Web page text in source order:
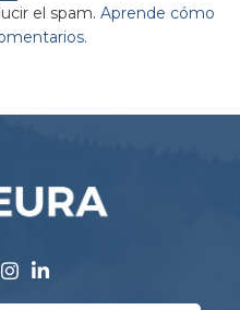
el spam. Aprende cómo